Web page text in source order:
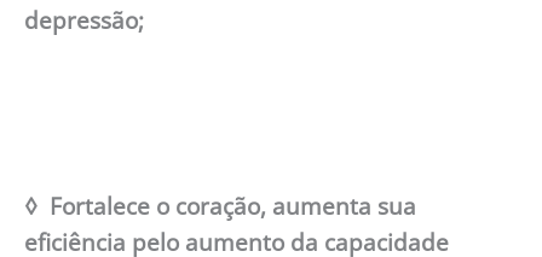
depressão;
◊ Fortalece o coração, aumenta sua
eficiência pelo aumento da capacidade